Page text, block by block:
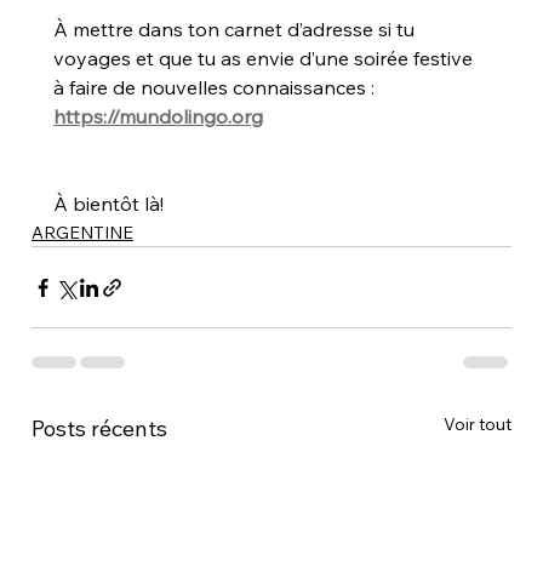
À mettre dans ton carnet d’adresse si tu
voyages et que tu as envie d’une soirée festive
à faire de nouvelles connaissances :
https://mundolingo.org
À bientôt là!
ARGENTINE
Posts récents Voir tout